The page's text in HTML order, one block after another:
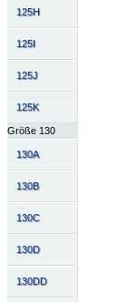
125H
125I
125J
125K
Größe 130
130A
130B
130C
130D
130DD